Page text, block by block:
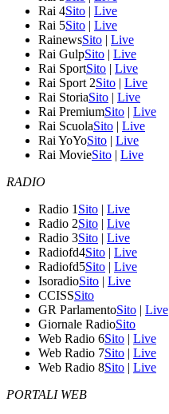
Rai 4Sito | Live
Rai 5Sito | Live
RainewsSito | Live
Rai GulpSito | Live
Rai SportSito | Live
Rai Sport 2Sito | Live
Rai StoriaSito | Live
Rai PremiumSito | Live
Rai ScuolaSito | Live
Rai YoYoSito | Live
Rai MovieSito | Live
RADIO
Radio 1 Sito | Live
Radio 2Sito | Live
Radio 3Sito | Live
Radiofd4Sito | Live
Radiofd5Sito | Live
IsoradioSito | Live
CCISSSito
GR ParlamentoSito | Live
Giornale RadioSito
Web Radio 6Sito | Live
Web Radio 7Sito | Live
Web Radio 8Sito | Live
PORTALI WEB